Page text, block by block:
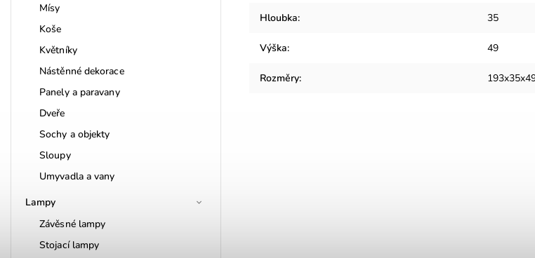
Mísy
Koše
Květníky
Nástěnné dekorace
Panely a paravany
Dveře
Sochy a objekty
Sloupy
Umyvadla a vany
Lampy
Závěsné lampy
Stojací lampy
Hloubka: 35
Výška: 49
Rozměry: